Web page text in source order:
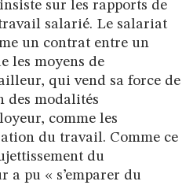
sur les rapports de
salarié. Le salariat
un contrat entre un
les moyens de
qui vend sa force de
des modalités
comme les
du travail. Comme ce
du
a pu « s’emparer du